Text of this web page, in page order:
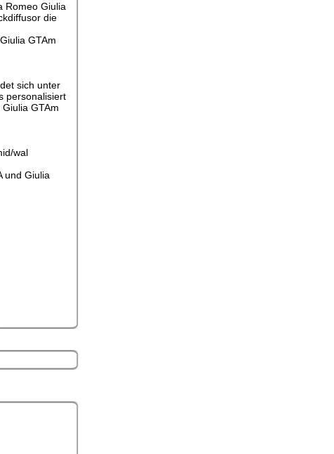
Romeo Giulia
die
GTAm
sich unter
personalisiert
GTAm
wal
und Giulia